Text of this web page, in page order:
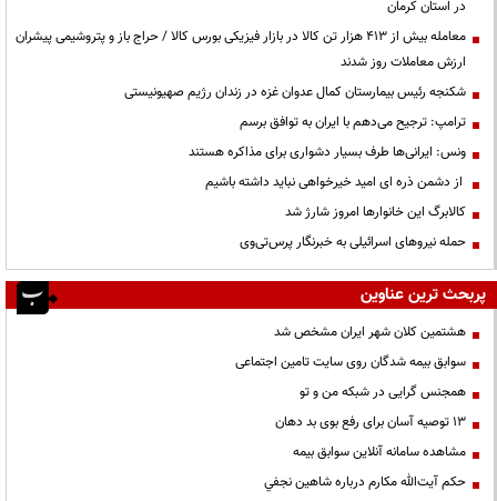
در استان کرمان
معامله بیش از ۴۱۳ هزار تن کالا در بازار فیزیکی بورس کالا / حراج باز و پتروشیمی پیشران
ارزش معاملات روز شدند
شکنجه رئیس بیمارستان کمال عدوان غزه در زندان رژیم صهیونیستی
ترامپ: ترجیح می‌دهم با ایران به توافق برسم
ونس: ایرانی‌ها طرف بسیار دشواری برای مذاکره هستند
از دشمن ذره ای امید خیرخواهی نباید داشته باشیم
کالابرگ این خانوارها امروز شارژ شد
حمله نیروهای اسرائیلی به خبرنگار پرس‌تی‌وی
پربحث ترین عناوین
هشتمین کلان شهر ایران مشخص شد
سوابق بیمه شدگان روی سایت تامین اجتماعی
همجنس گرایی در شبکه من و تو
13 توصیه آسان برای رفع بوی بد دهان
مشاهده سامانه آنلاين سوابق بیمه
حكم آيت‌الله مكارم درباره شاهين نجفي